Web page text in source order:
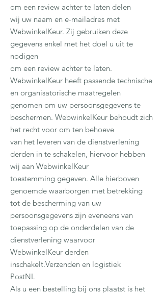
om een review achter te laten delen
wij uw naam en e-mailadres met
WebwinkelKeur. Zij gebruiken deze
gegevens enkel met het doel u uit te
nodigen
om een review achter te laten.
WebwinkelKeur heeft passende technische
en organisatorische maatregelen
genomen om uw persoonsgegevens te
beschermen. WebwinkelKeur behoudt zich
het recht voor om ten behoeve
van het leveren van de dienstverlening
derden in te schakelen, hiervoor hebben
wij aan WebwinkelKeur
toestemming gegeven. Alle hierboven
genoemde waarborgen met betrekking
tot de bescherming van uw
persoonsgegevens zijn eveneens van
toepassing op de onderdelen van de
dienstverlening waarvoor
WebwinkelKeur derden
inschakelt.Verzenden en logistiek
PostNL
Als u een bestelling bij ons plaatst is het